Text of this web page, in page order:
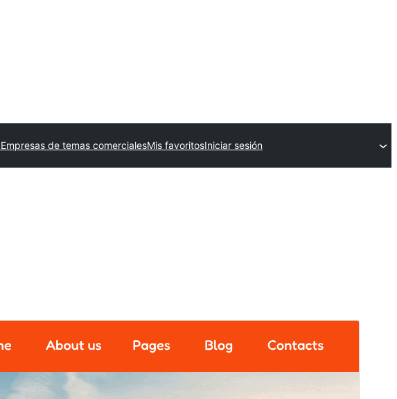
Empresas de temas comercialesMis favoritosIniciar sesión
Última actualización
15 mayo, 2026
Instalaciones activas